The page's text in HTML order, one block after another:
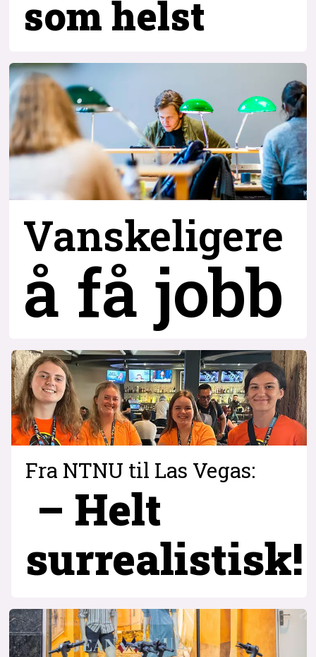
som helst
Vanskeligere
å få jobb
Fra NTNU til Las Vegas:
– Helt
surrealistisk!